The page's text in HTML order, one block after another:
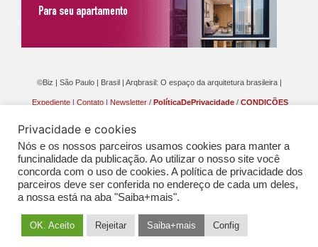
©Biz | São Paulo | Brasil | Arqbrasil: O espaço da arquitetura brasileira |
Expediente Contato Newsletter / PolíticaDePrivacidade / CONDIÇÕES
Privacidade e cookies
Nós e os nossos parceiros usamos cookies para manter a
funcinalidade da publicação. Ao utilizar o nosso site você
concorda com o uso de cookies. A política de privacidade dos
parceiros deve ser conferida no endereço de cada um deles,
a nossa está na aba "Saiba+mais".
OK. Aceito Rejeitar Saiba+mais Config